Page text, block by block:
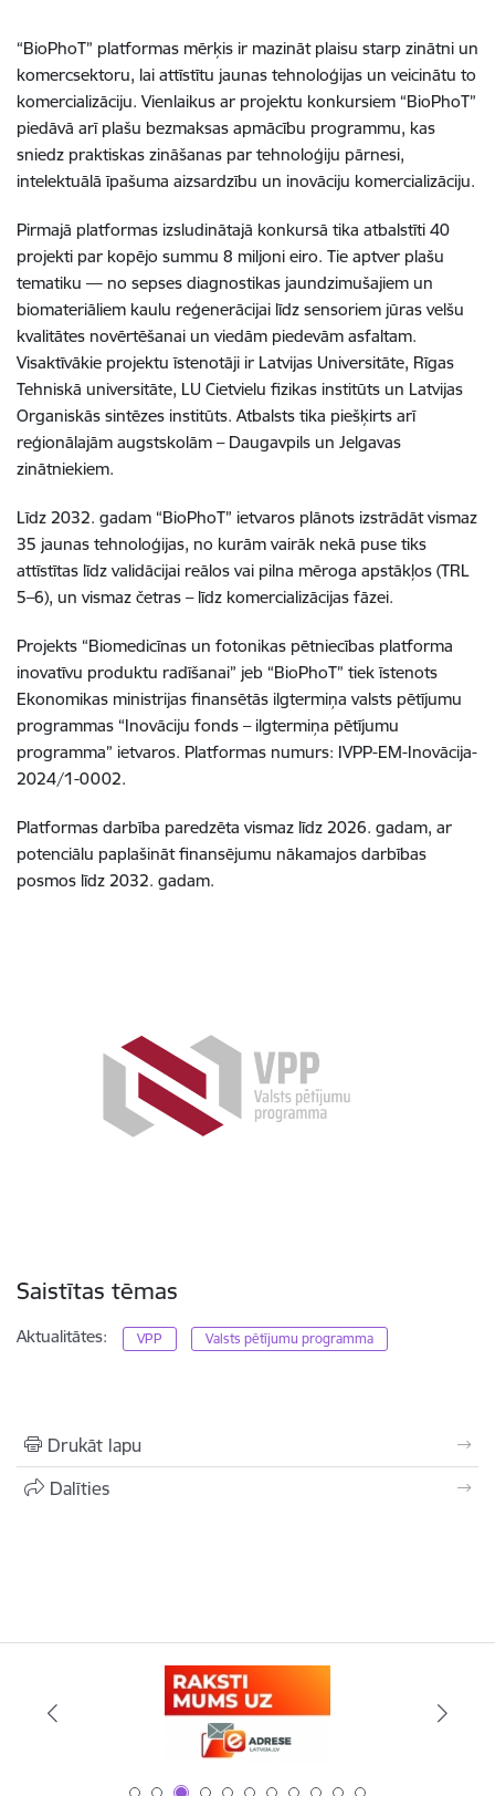
“BioPhoT” platformas mērķis ir mazināt plaisu starp zinātni un
komercsektoru, lai attīstītu jaunas tehnoloģijas un veicinātu to
komercializāciju. Vienlaikus ar projektu konkursiem “BioPhoT”
piedāvā arī plašu bezmaksas apmācību programmu, kas
sniedz praktiskas zināšanas par tehnoloģiju pārnesi,
intelektuālā īpašuma aizsardzību un inovāciju komercializāciju.
Pirmajā platformas izsludinātajā konkursā tika atbalstīti 40
projekti par kopējo summu 8 miljoni eiro. Tie aptver plašu
tematiku — no sepses diagnostikas jaundzimušajiem un
biomateriāliem kaulu reģenerācijai līdz sensoriem jūras velšu
kvalitātes novērtēšanai un viedām piedevām asfaltam.
Visaktīvākie projektu īstenotāji ir Latvijas Universitāte, Rīgas
Tehniskā universitāte, LU Cietvielu fizikas institūts un Latvijas
Organiskās sintēzes institūts. Atbalsts tika piešķirts arī
reģionālajām augstskolām – Daugavpils un Jelgavas
zinātniekiem.
Līdz 2032. gadam “BioPhoT” ietvaros plānots izstrādāt vismaz
35 jaunas tehnoloģijas, no kurām vairāk nekā puse tiks
attīstītas līdz validācijai reālos vai pilna mēroga apstākļos (TRL
5–6), un vismaz četras – līdz komercializācijas fāzei.
Projekts “Biomedicīnas un fotonikas pētniecības platforma
inovatīvu produktu radīšanai” jeb “BioPhoT” tiek īstenots
Ekonomikas ministrijas finansētās ilgtermiņa valsts pētījumu
programmas “Inovāciju fonds – ilgtermiņa pētījumu
programma” ietvaros. Platformas numurs: IVPP-EM-Inovācija-
2024/1-0002.
Platformas darbība paredzēta vismaz līdz 2026. gadam, ar
potenciālu paplašināt finansējumu nākamajos darbības
posmos līdz 2032. gadam.
Saistītas tēmas
Aktualitātes: VPP Valsts pētījumu programma
Drukāt lapu
Dalīties